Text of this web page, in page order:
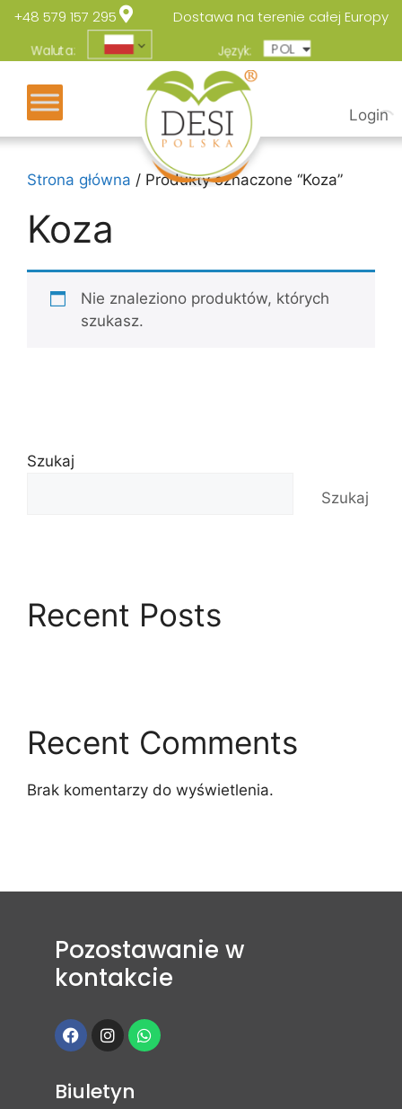
+48 579 157 295 Dostawa na terenie całej Europy
Waluta: Język: POL
ENG
Login
Strona główna / Produkty oznaczone “Koza”
Koza
Nie znaleziono produktów, których
szukasz.
Szukaj
Szukaj
Recent Posts
Recent Comments
Brak komentarzy do wyświetlenia.
Pozostawanie w
kontakcie
Biuletyn